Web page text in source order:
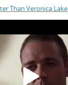
Than Veronica Lake